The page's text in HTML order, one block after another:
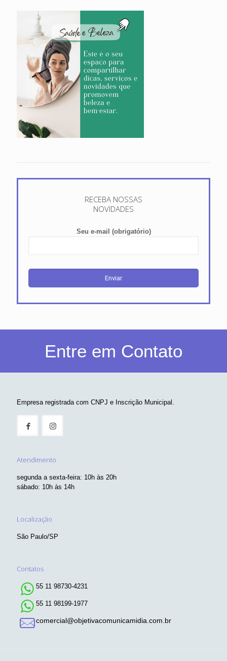
RECEBA NOSSAS
NOVIDADES
Seu e-mail (obrigatório)
Entre em Contato
Empresa registrada com CNPJ e Inscrição Municipal.
Atendimento
segunda a sexta-feira: 10h às 20h
sábado: 10h às 14h
Localização
São Paulo/SP
Contatos
55 11 98730-4231
55 11 98199-1977
comercial@objetivacomunicamidia.com.br